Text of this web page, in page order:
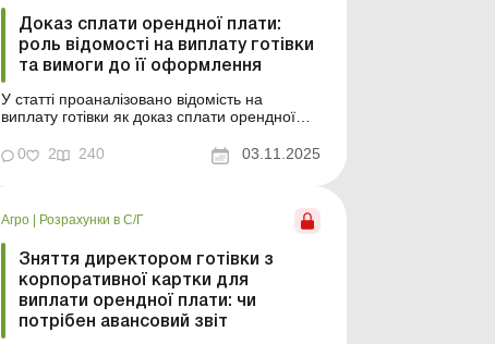
Доказ сплати орендної плати:
роль відомості на виплату готівки
та вимоги до її оформлення
У статті проаналізовано відомість на
виплату готівки як доказ сплати орендної
належного оформлення. У спорах між
питання часто стосується підтвердження
факту сплати о...
0 2 240 03.11.2025
Агро | Розрахунки в С/Г
Зняття директором готівки з
корпоративної картки для
виплати орендної плати: чи
потрібен авансовий звіт